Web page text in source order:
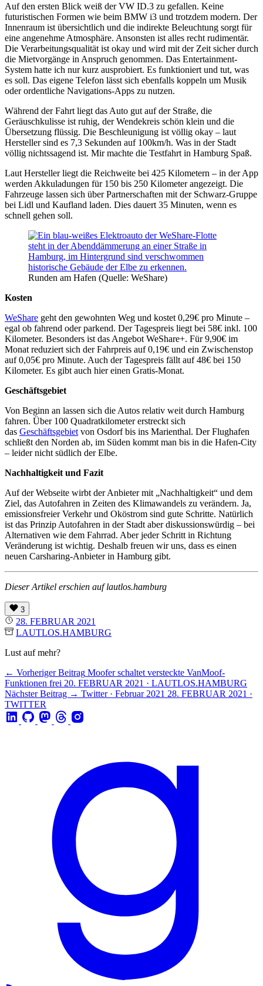
Auf den ersten Blick weiß der VW ID.3 zu gefallen. Keine
futuristischen Formen wie beim BMW i3 und trotzdem modern. Der
Innenraum ist übersichtlich und die indirekte Beleuchtung sorgt für
eine angenehme Atmosphäre. Ansonsten ist alles recht rudimentär.
Die Verarbeitungsqualität ist okay und wird mit der Zeit sicher durch
die Mietvorgänge in Anspruch genommen. Das Entertainment-
System hatte ich nur kurz ausprobiert. Es funktioniert und tut, was
es soll. Das eigene Telefon lässt sich ebenfalls koppeln um Musik
oder ordentliche Navigations-Apps zu nutzen.
Während der Fahrt liegt das Auto gut auf der Straße, die
Geräuschkulisse ist ruhig, der Wendekreis schön klein und die
Übersetzung flüssig. Die Beschleunigung ist völlig okay – laut
Hersteller sind es 7,3 Sekunden auf 100km/h. Was in der Stadt
völlig nichtssagend ist. Mir machte die Testfahrt in Hamburg Spaß.
Laut Hersteller liegt die Reichweite bei 425 Kilometern – in der App
werden Akkuladungen für 150 bis 250 Kilometer angezeigt. Die
Fahrzeuge lassen sich über Partnerschaften mit der Schwarz-Gruppe
bei Lidl und Kaufland laden. Dies dauert 35 Minuten, wenn es
schnell gehen soll.
Runden am Hafen (Quelle: WeShare)
Kosten
WeShare geht den gewohnten Weg und kostet 0,29€ pro Minute –
egal ob fahrend oder parkend. Der Tagespreis liegt bei 58€ inkl. 100
Kilometer. Besonders ist das Angebot WeShare+. Für 9,90€ im
Monat reduziert sich der Fahrpreis auf 0,19€ und ein Zwischenstop
auf 0,05€ pro Minute. Auch der Tagespreis fällt auf 48€ bei 150
Kilometer. Es gibt auch hier einen Gratis-Monat.
Geschäftsgebiet
Von Beginn an lassen sich die Autos relativ weit durch Hamburg
fahren. Über 100 Quadratkilometer erstreckt sich
das Geschäftsgebiet von Osdorf bis ins Marienthal. Der Flughafen
schließt den Norden ab, im Süden kommt man bis in die Hafen-City
– leider nicht südlich der Elbe.
Nachhaltigkeit und Fazit
Auf der Webseite wirbt der Anbieter mit „Nachhaltigkeit“ und dem
Ziel, das Autofahren in Zeiten des Klimawandels zu verändern. Ja,
emissionsfreier Verkehr und Oköstrom sind gute Schritte. Natürlich
ist das Prinzip Autofahren in der Stadt aber diskussionswürdig – bei
Alternativen wie dem Fahrrad. Aber jeder Schritt in Richtung
Veränderung ist wichtig. Deshalb freuen wir uns, dass es einen
neuen Carsharing-Anbieter in Hamburg gibt.
Dieser Artikel erschien auf lautlos.hamburg
3
28. FEBRUAR 2021
LAUTLOS.HAMBURG
Lust auf mehr?
← Vorheriger Beitrag Moofer schaltet versteckte VanMoof-
Funktionen frei 20. FEBRUAR 2021 · LAUTLOS.HAMBURG
Nächster Beitrag → Twitter · Februar 2021 28. FEBRUAR 2021 ·
TWITTER